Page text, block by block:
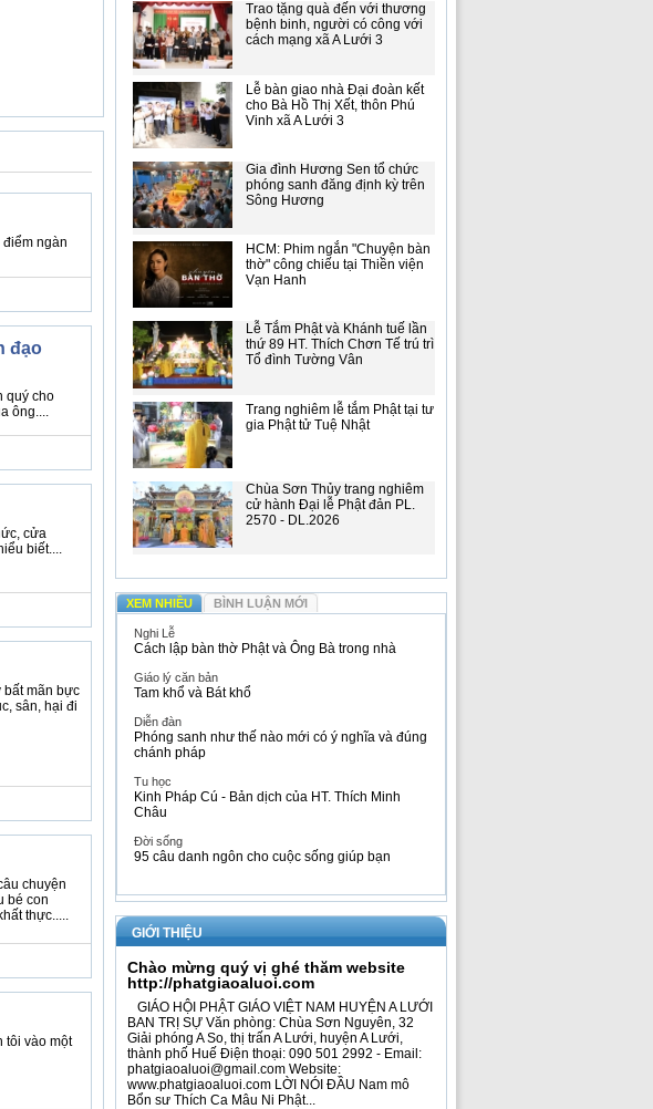
ngàn
đạo
quý cho
ông....
cửa
biết....
bất mãn bực
sân, hại đi
chuyện
bé con
thực.....
tôi vào một
Trao tặng quà đến với thương
bệnh binh, người có công với
cách mạng xã A Lưới 3
Lễ bàn giao nhà Đại đoàn kết
cho Bà Hồ Thị Xết, thôn Phú
Vinh xã A Lưới 3
Gia đình Hương Sen tổ chức
phóng sanh đăng định kỳ trên
Sông Hương
HCM: Phim ngắn "Chuyện bàn
thờ" công chiếu tại Thiền viện
Vạn Hanh
Lễ Tắm Phật và Khánh tuế lần
thứ 89 HT. Thích Chơn Tế trú trì
Tổ đình Tường Vân
Trang nghiêm lễ tắm Phật tại tư
gia Phật tử Tuệ Nhật
Chùa Sơn Thủy trang nghiêm
cử hành Đại lễ Phật đản PL.
2570 - DL.2026
XEM NHIỀU BÌNH LUẬN MỚI
Nghi Lễ
Cách lập bàn thờ Phật và Ông Bà trong nhà
Giáo lý căn bản
Tam khổ và Bát khổ
Diễn đàn
Phóng sanh như thế nào mới có ý nghĩa và đúng
chánh pháp
Tu học
Kinh Pháp Cú - Bản dịch của HT. Thích Minh
Châu
Đời sống
95 câu danh ngôn cho cuộc sống giúp bạn
GIỚI THIỆU
Chào mừng quý vị ghé thăm website
http://phatgiaoaluoi.com
GIÁO HỘI PHẬT GIÁO VIỆT NAM HUYỆN A LƯỚI
BAN TRỊ SỰ Văn phòng: Chùa Sơn Nguyên, 32
Giải phóng A So, thị trấn A Lưới, huyện A Lưới,
thành phố Huế Điện thoại: 090 501 2992 - Email:
phatgiaoaluoi@gmail.com Website:
www.phatgiaoaluoi.com LỜI NÓI ĐẦU Nam mô
Bổn sư Thích Ca Mâu Ni Phật...